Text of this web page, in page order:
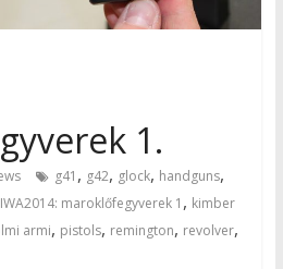
1.
g41 , g42, glock, handguns,
IWA2014: maroklőfegyverek 1 , kimber
armi, pistols, remington, revolver,